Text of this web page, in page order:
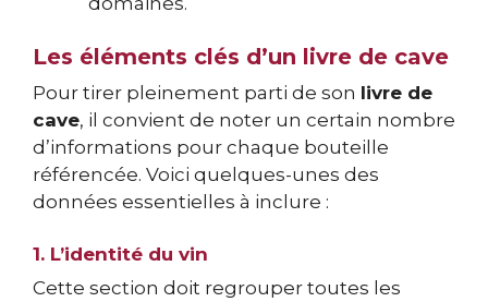
Les éléments clés d’un livre de cave
Pour tirer pleinement parti de son livre de
cave, il convient de noter un certain nombre
d’informations pour chaque bouteille
référencée. Voici quelques-unes des
données essentielles à inclure :
1. L’identité du vin
Cette section doit regrouper toutes les